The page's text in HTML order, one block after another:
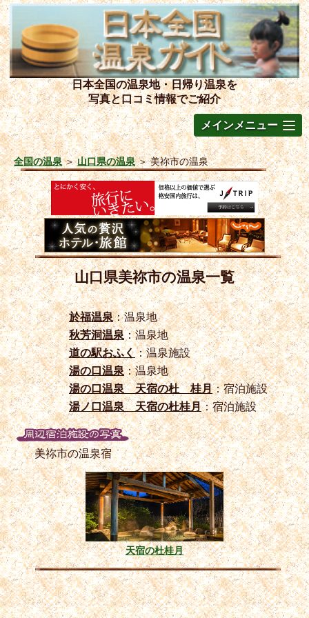
日本全国の温泉地・日帰り温泉を
写真と口コミ情報でご紹介
メインメニュー
全国の温泉＞山口県の温泉＞美祢市の温泉
山口県美祢市の温泉一覧
於福温泉：温泉地
秋芳洞温泉：温泉地
道の駅おふく：温泉施設
湯の口温泉：温泉地
湯の口温泉 天宿の杜 桂月：宿泊施設
湯ノ口温泉 天宿の杜桂月：宿泊施設
美祢市の温泉宿
天宿の杜桂月